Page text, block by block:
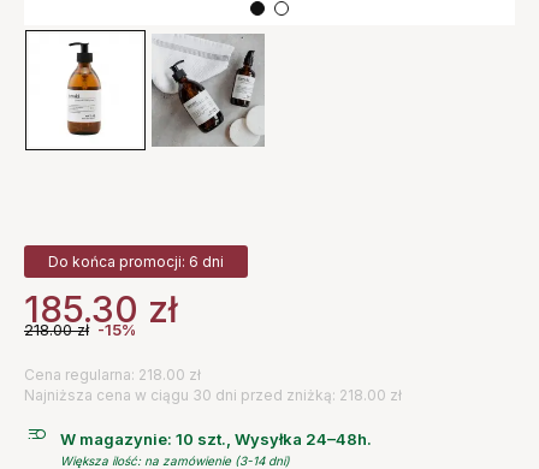
Do końca promocji: 6 dni
185.30 zł
218.00zł -15%
Cena regularna: 218.00 zł
Najniższa cena w ciągu 30 dni przed zniżką: 218.00 zł
W magazynie: 10 szt., Wysyłka 24–48h.
Większa ilość: na zamówienie (3-14 dni)